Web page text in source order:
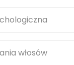
włosów